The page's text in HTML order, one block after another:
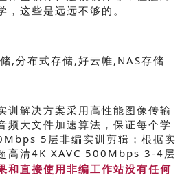
这些是远远不够的。
训解决方案采用高性能图像传输
频大文件加速算法，保证每个学
5层非编实训剪辑；根据实
高清4K XAVC 500Mbps 3-4层
和直接使用非编工作站没有任何